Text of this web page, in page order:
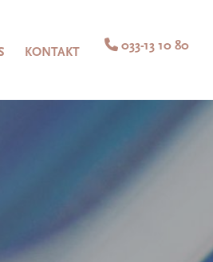
KONTAKT
 033-13 10 80